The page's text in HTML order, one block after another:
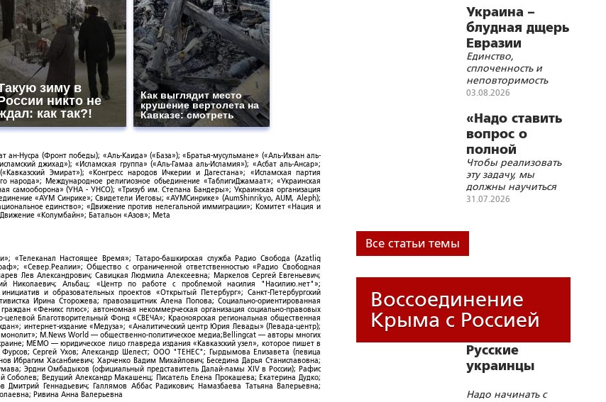
зиму в
никто не
как так?!
Как выглядит место
крушение вертолета на
Кавказе: смотреть
Нусра (Фронт победы); «Аль-Каида» («База»); «Братья-мусульмане» («Аль-Ихван аль-
джихад»); «Исламская группа» («Аль-Гамаа аль-Исламия»); «Асбат аль-Ансар»;
Эмират»); «Конгресс народов Ичкерии и Дагестана»; «Исламская партия
народа»; Международное религиозное объединение «ТаблигиДжамаат»; «Украинская
самооборона» (УНА - УНСО); «Тризуб им. Степана Бандеры»; Украинская организация
«АУМ Синрике»; Свидетели Иеговы; «АУМСинрике» (AumShinrikyo, AUM, Aleph);
единство»; «Движение против нелегальной иммиграции»; Комитет «Нация и
«Колумбайн»; Батальон «Азов»; Meta
«Телеканал Настоящее Время»; Татаро-башкирская служба Радио Свобода (Azatliq
«Север.Реалии»; Общество с ограниченной ответственностью «Радио Свободная
Лев Александрович; Савицкая Людмила Алексеевна; Маркелов Сергей Евгеньевич;
Николаевич; Альбац; «Центр по работе с проблемой насилия "Насилию.нет"»;
и образовательных проектов «Открытый Петербург»; Санкт-Петербургский
Ирина Сторожева; правозащитник Алена Попова; Социально-ориентированная
«Феникс плюс»; автономная некоммерческая организация социально-правовых
Благотворительный Фонд «СВЕЧА»; Красноярская региональная общественная
интернет-издание «Медуза»; «Аналитический центр Юрия Левады» (Левада-центр);
M.News World — общественно-политическое медиа;Bellingcat — авторы многих
МЕМО — юридическое лицо главреда издания «Кавказский узел», которое пишет в
Сергей Ухов; Александр Шелест; ООО "ТЕНЕС"; Гырдымова Елизавета (певица
Ибрагим Хасанбиевич; Харченко Вадим Михайлович; Беседина Дарья Станиславовна;
Эрдни Омбадыков (официальный представитель Далай-ламы XIV в России); Рафис
Ведущий Александр Макашенц; Писатель Елена Прокашева; Екатерина Дудко;
Геннадьевич; Галлямов Аббас Радикович; Намазбаева Татьяна Валерьевна;
Ривина Анна Валерьевна
Днепру или по Збручу,
российские войска
могут продвинуться
очень далеко, пока
будут приниматься
условия капитуляции
Украина –
блудная дщерь
Евразии
Единство,
сплоченность и
неповторимость
всех евразийских
условие их
существования и
благополучия в XXI
веке
03.08.2026
«Надо ставить
вопрос о
полной
блокаде
Украины»
Чтобы реализовать
эту задачу, мы
должны научиться
бить дронами по
расстоянии, а по
целям можно
31.07.2026
Все статьи темы
Воссоединение
Крыма с Россией
Русские
украинцы
Надо начинать с